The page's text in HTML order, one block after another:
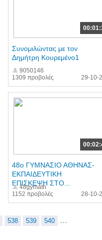
1309 προβολές
Συνομιλώντας με τον
Δημήτρη Κουρεμένο1
9050146
29-10-
1152 προβολές
48o ΓΥΜΝΑΣΙΟ ΑΘΗΝΑΣ-
ΕΚΠΑΙΔΕΥΤΙΚΗ
ΕΠΙΣΚΕΨΗ ΣΤΟ...
48gymath
28-10-
538 539 540 …